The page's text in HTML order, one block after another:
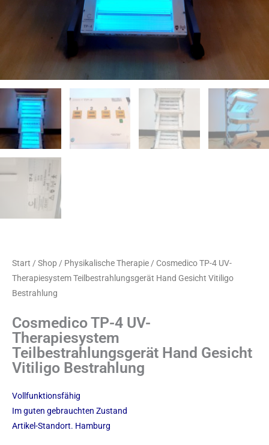
Start / Shop / Physikalische Therapie / Cosmedico TP-4 UV-
Therapiesystem Teilbestrahlungsgerät Hand Gesicht Vitiligo
Bestrahlung
Cosmedico TP-4 UV-
Therapiesystem
Teilbestrahlungsgerät Hand Gesicht
Vitiligo Bestrahlung
Vollfunktionsfähig
Im guten gebrauchten Zustand
Artikel-Standort. Hamburg